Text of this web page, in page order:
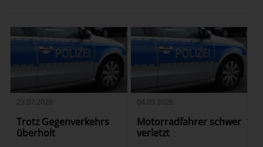
23.07.2026
Trotz Gegenverkehrs
überholt
04.05.2026
Motorradfahrer schwer
verletzt